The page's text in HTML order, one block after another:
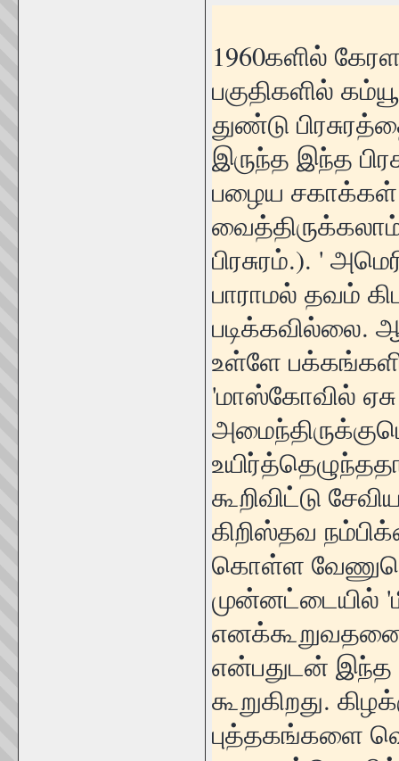
1960களில்
பகுதிகளில்
துண்டு
இருந்த இந்த
பழைய
பிரசுரம்.). '
பாராமல் தவம்
படிக்கவில்லை.
உள்ளே
'மாஸ்கோவில்
கூறிவிட்டு
கிறிஸ்தவ
கொள்ள
முன்னட்டையில்
எனக்கூறுவதனை
என்பதுடன் இந்த
கூறுகிறது.
புத்தகங்களை